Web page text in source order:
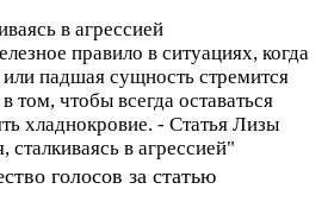
в агрессией
правило в ситуациях, когда
падшая сущность стремится
том, чтобы всегда оставаться
хладнокровие. - Статья Лизы
сталкиваясь в агрессией"
голосов за статью